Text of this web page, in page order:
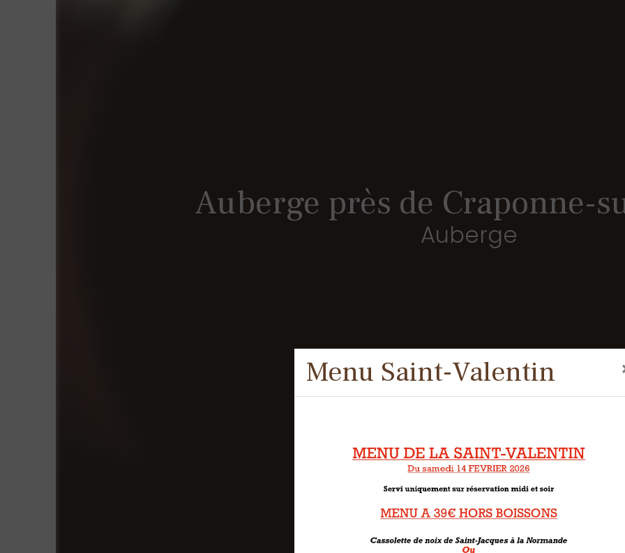
Menu Saint-Valentin
Auberge près de Craponne-
Auberge